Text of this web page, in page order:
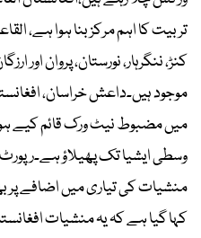
تربیت کا اہم مرکز بنا ہوا ہے،
کنڑ، ننگرہار، نورستان، پروان
موجود ہیں۔داعش خراسان،
میں مضبوط نیٹ ورک قائم کیے
وسطی ایشیا تک پھیلاؤ
منشیات کی تیاری میں اضافے پر
کہا گیا ہے کہ یہ منشیات